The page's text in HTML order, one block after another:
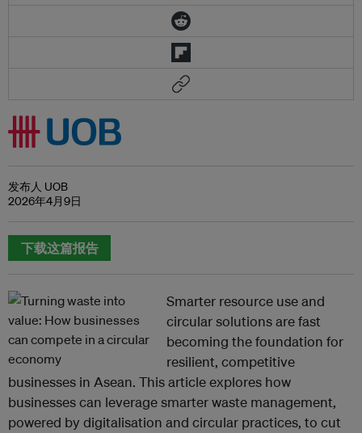
发布人 UOB
2026年4月9日
下载这篇报告
Smarter resource use and
circular solutions are fast
becoming the foundation for
resilient, competitive
businesses in Asean. This article explores how
businesses can leverage smarter waste management,
powered by digitalisation and circular practices, to cut